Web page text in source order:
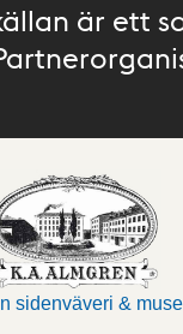
är ett
sidenväveri &